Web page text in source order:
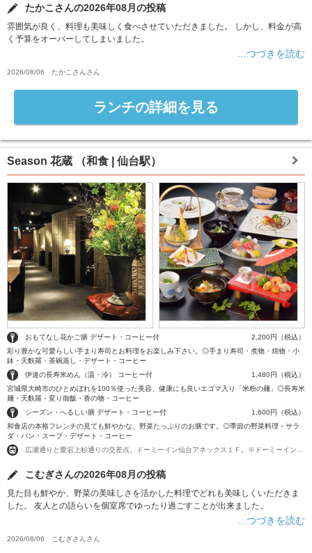
たかこさんの2026年08月の投稿
雰囲気が良く、料理も美味しく食べさせていただきました。 しかし、料金が高
く予算をオーバーしてしまいました。
…つづきを読む
2026/08/06 たかこさん さん
ランチの詳細を見る
Season 花蔵 （和食 | 仙台駅）
おもてなし花かご膳 デザート・コーヒー付
2,200円（税込）
彩り豊かな可愛らしい手まり寿司とお料理をお楽しみ下さい。◎手まり寿司・煮物・焼物・小
鉢・天麩羅・茶碗蒸し・デザート・コーヒー
伊達の長寿米めん（温・冷） コーヒー付
1,480円（税込）
宮城県大崎市のひとめぼれを100％使った美容、健康にも良いエゴマ入り「米粉の麺」◎長寿米
麺・天麩羅・変り御飯・香の物・コーヒー
シーズン・へるしい膳 デザート・コーヒー付
1,600円（税込）
和食店の本格フレンチの見ても鮮やかな、野菜たっぷりのお膳です。◎季節の野菜料理・サラ
ダ・パン・スープ・デザート・コーヒー
こむぎさんの2026年08月の投稿
見た目も鮮やか、野菜の美味しさを活かした料理でどれも美味しくいただきま
した。 友人との語らいを個室席でゆったり過ごすことが出来ました。
…つづきを読む
2026/08/06 こむぎさん さん